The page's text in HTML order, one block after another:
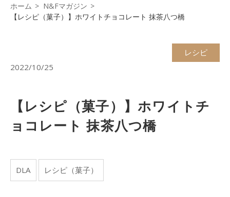
ホーム
N&Fマガジン
【レシピ（菓子）】ホワイトチョコレート 抹茶八つ橋
レシピ
2022/10/25
【レシピ（菓子）】ホワイトチ
ョコレート 抹茶八つ橋
DLA レシピ（菓子）